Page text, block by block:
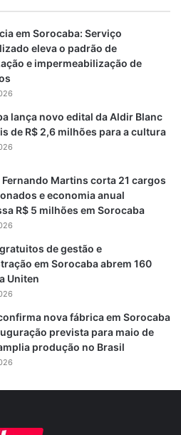
em Sorocaba: Serviço
eleva o padrão de
e impermeabilização de
lança novo edital da Aldir Blanc
de R$ 2,6 milhões para a cultura
Martins corta 21 cargos
e economia anual
R$ 5 milhões em Sorocaba
de gestão e
em Sorocaba abrem 160
Uniten
nova fábrica em Sorocaba
prevista para maio de
produção no Brasil